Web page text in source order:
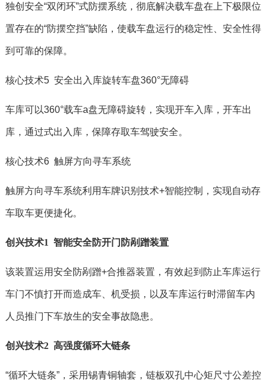
独创安全“双闭环”式防摆系统，彻底解决载车盘在上下极限位
置存在的“防摆空挡”缺陷，使载车盘运行的稳定性、安全性得
到可靠的保障。
核心技术5 安全出入库旋转车盘360°无障碍
车库可以360°载车a盘无障碍旋转，实现开车入库，开车出
库，通过式出入库，保障存取车驾驶安全。
核心技术6 触屏方向寻车系统
触屏方向寻车系统利用车牌识别技术+智能控制，实现自动存
车取车更便捷化。
创兴技术1 智能安全防开门防剐蹭装置
该装置运用安全防剐蹭+合推器装置，有效起到防止车库运行
车门不慎打开而造成车、机受损，以及车库运行时滞留车内
人员推门下车放生的安全事故隐患。
创兴技术2 高强度循环大链条
“循环大链条”，采用锡青铜轴套，链板双孔中心矩尺寸公差控